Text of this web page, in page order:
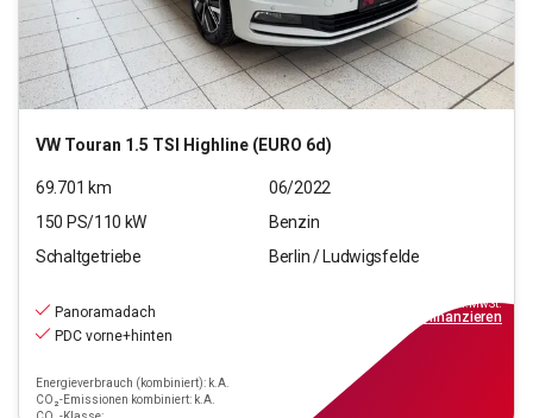
VW Touran 1.5 TSI Highline (EURO 6d)
69.701 km
06/2022
150 PS/110 kW
Benzin
Schaltgetriebe
Berlin / Ludwigsfelde
Panoramadach
PDC vorne+hinten
Energieverbrauch (kombiniert): k.A.
CO₂-Emissionen kombiniert: k.A.
inkl.MwSt.
finanzieren